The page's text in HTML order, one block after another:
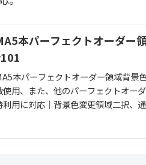
本パーフェクトオーダー
本パーフェクトオーダー領域背景
使用、また、他のパーフェクトオー
利用に対応｜背景色変更領域二択、